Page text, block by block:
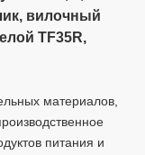
вилочный
TF35R,
материалов,
питания и